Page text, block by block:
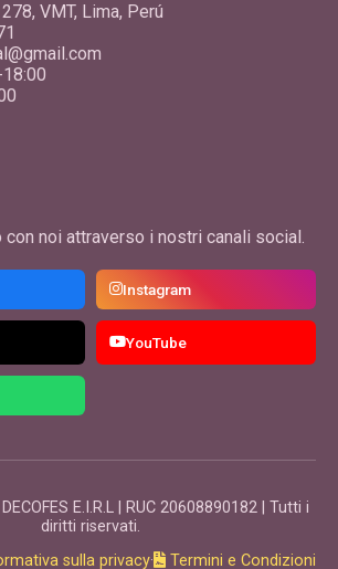
organizzare matrimoni, compleanni,
lauree, quinceañeras. Ideale per
preventivare tavoli, sedie, piste da ballo
VMT, Lima, Perú
con noi attraverso i nostri canali social.
Instagram
YouTube
E.I.R.L | RUC 20608890182 | Tutti i
diritti riservati.
sulla privacy· Termini e Condizioni